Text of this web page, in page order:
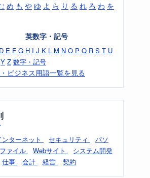
め も や ゆ よ ら り る れ ろ わ を
英数字・記号
D E F G H I J K L M N O P Q R S T U
Y Z 数字・記号
ビジネス用語一覧を見る
ンターネット セキュリティ
パソ
ファイル Webサイト
システム開発
仕事 会計 経営 契約